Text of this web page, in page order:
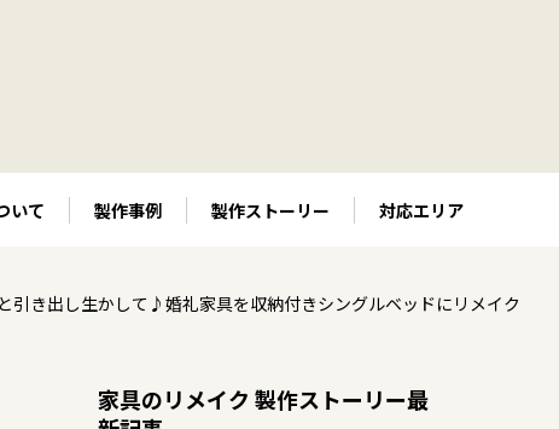
いて 製作事例 製作ストーリー 対応エリア
引き出し生かして♪婚礼家具を収納付きシングルベッドにリメイク
家具のリメイク 製作ストーリー最